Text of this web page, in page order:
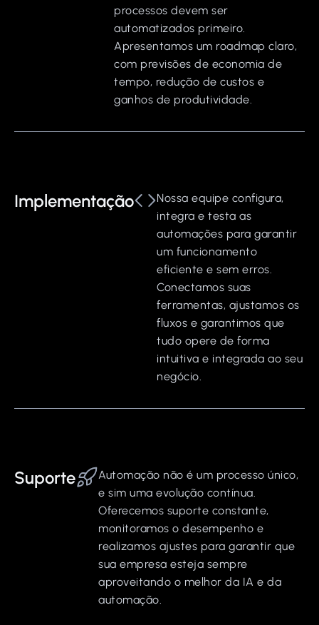
processos devem ser
automatizados primeiro.
Apresentamos um roadmap claro,
com previsões de economia de
tempo, redução de custos e
ganhos de produtividade.
Implementação
Nossa equipe configura,
integra e testa as
automações para garantir
um funcionamento
eficiente e sem erros.
Conectamos suas
ferramentas, ajustamos os
fluxos e garantimos que
tudo opere de forma
intuitiva e integrada ao seu
negócio.
Suporte
Automação não é um processo único,
e sim uma evolução contínua.
Oferecemos suporte constante,
monitoramos o desempenho e
realizamos ajustes para garantir que
sua empresa esteja sempre
aproveitando o melhor da IA e da
automação.